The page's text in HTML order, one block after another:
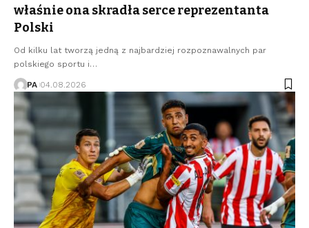
właśnie ona skradła serce reprezentanta
Polski
Od kilku lat tworzą jedną z najbardziej rozpoznawalnych par
polskiego sportu i…
PA 04.08.2026